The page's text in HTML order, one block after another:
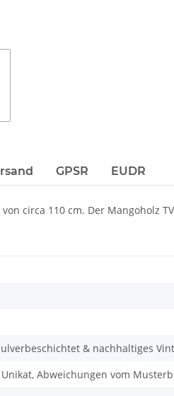
GPSR EUDR
circa 110 cm. Der Mangoholz
& nachhaltiges
Unikat, Abweichungen vom